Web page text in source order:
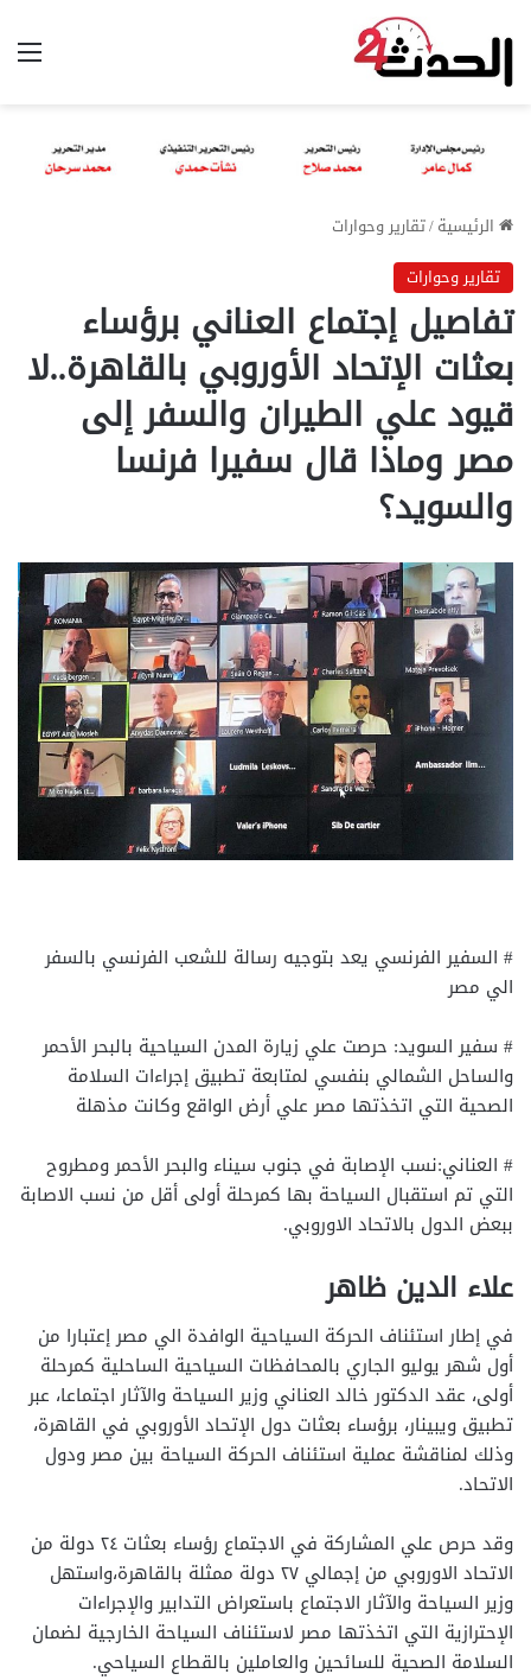
الرئيسية/تقارير وحوارات
تقارير وحوارات
تفاصيل إجتماع العناني برؤساء
بعثات الإتحاد الأوروبي بالقاهرة..لا
قيود علي الطيران والسفر إلى
مصر وماذا قال سفيرا فرنسا
والسويد؟
# السفير الفرنسي يعد بتوجيه رسالة للشعب الفرنسي بالسفر
الي مصر
# سفير السويد: حرصت علي زيارة المدن السياحية بالبحر الأحمر
والساحل الشمالي بنفسي لمتابعة تطبيق إجراءات السلامة
الصحية التي اتخذتها مصر علي أرض الواقع وكانت مذهلة
# العناني:نسب الإصابة في جنوب سيناء والبحر الأحمر ومطروح
التي تم استقبال السياحة بها كمرحلة أولى أقل من نسب الاصابة
ببعض الدول بالاتحاد الاوروبي.
علاء الدين ظاهر
في إطار استئناف الحركة السياحية الوافدة الي مصر إعتبارا من
أول شهر يوليو الجاري بالمحافظات السياحية الساحلية كمرحلة
أولى، عقد الدكتور خالد العناني وزير السياحة والآثار اجتماعا، عبر
تطبيق ويبينار، برؤساء بعثات دول الإتحاد الأوروبي في القاهرة،
وذلك لمناقشة عملية استئناف الحركة السياحة بين مصر ودول
الاتحاد.
وقد حرص علي المشاركة في الاجتماع رؤساء بعثات ٢٤ دولة من
الاتحاد الاوروبي من إجمالي ٢٧ دولة ممثلة بالقاهرة،واستهل
وزير السياحة والآثار الاجتماع باستعراض التدابير والإجراءات
الإحترازية التي اتخذتها مصر لاستئناف السياحة الخارجية لضمان
السلامة الصحية للسائحين والعاملين بالقطاع السياحي.